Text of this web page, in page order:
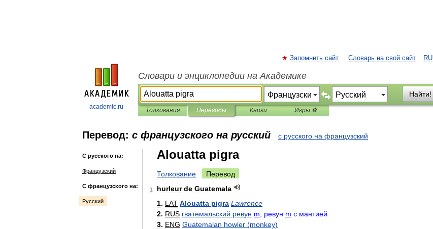
academic.ru
RU
Запомнить сайт Словарь на свой сайт
Словари и энциклопедии на Академике
Найти!
Толкования Переводы Книги Игры ⚽
Перевод: с французского на русский с русского на французский
С русского на:
Французский
С французского на:
Русский
Alouatta pigra
Толкование Перевод
1 hurleur de Guatemala
1. LAT Alouatta pigra Lawrence
2. RUS гватемальский ревун m ревун m с мантией
3. ENG Guatemalan howler (monkey)